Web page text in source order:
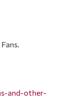
and-other-